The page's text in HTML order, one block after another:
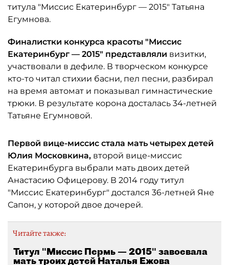
титула "Миссис Екатеринбург — 2015" Татьяна
Егумнова.
Финалистки конкурса красоты "Миссис
Екатеринбург — 2015" представляли визитки,
участвовали в дефиле. В творческом конкурсе
кто-то читал стихии басни, пел песни, разбирал
на время автомат и показывал гимнастические
трюки. В результате корона досталась 34-летней
Татьяне Егумновой.
Первой вице-миссис стала мать четырех детей
Юлия Московкина, второй вице-миссис
Екатеринбурга выбрали мать двоих детей
Анастасию Офицерову. В 2014 году титул
"Миссис Екатеринбург" достался 36-летней Яне
Сапон, у которой двое дочерей.
Читайте также:
Титул "Миссис Пермь — 2015" завоевала
мать троих детей Наталья Ежова